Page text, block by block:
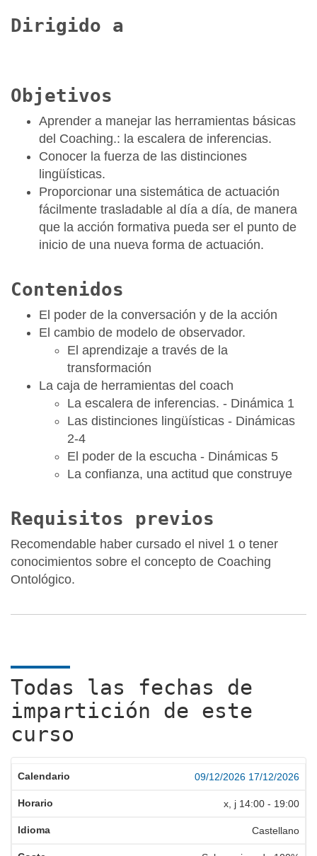
Dirigido a
Objetivos
Aprender a manejar las herramientas básicas
del Coaching.: la escalera de inferencias.
Conocer la fuerza de las distinciones
lingüísticas.
Proporcionar una sistemática de actuación
fácilmente trasladable al día a día, de manera
que la acción formativa pueda ser el punto de
inicio de una nueva forma de actuación.
Contenidos
El poder de la conversación y de la acción
El cambio de modelo de observador.
El aprendizaje a través de la
transformación
La caja de herramientas del coach
La escalera de inferencias. - Dinámica 1
Las distinciones lingüísticas - Dinámicas
2-4
El poder de la escucha - Dinámicas 5
La confianza, una actitud que construye
Requisitos previos
Recomendable haber cursado el nivel 1 o tener
conocimientos sobre el concepto de Coaching
Ontológico.
Todas las fechas de
impartición de este
curso
09/12/2026 17/12/2026
x, j 14:00 - 19:00
Castellano